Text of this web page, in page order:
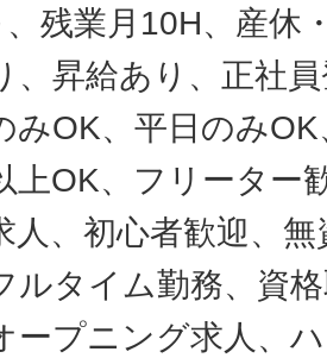
残業月10H、産休
、昇給あり、正社
みOK、平日のみ
上OK、フリーター
人、初心者歓迎、
ルタイム勤務、資
ープニング求人、